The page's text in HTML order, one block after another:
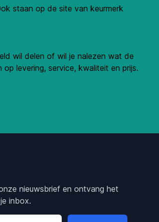
staan op de site van keurmerk
wil delen of wil je nalezen wat de
levering, service, kwaliteit en prijs.
nieuwsbrief en ontvang het
inbox.